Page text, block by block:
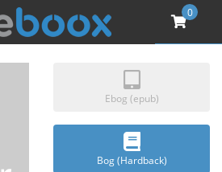
0
Ebog (epub)
Bog (Hardback)